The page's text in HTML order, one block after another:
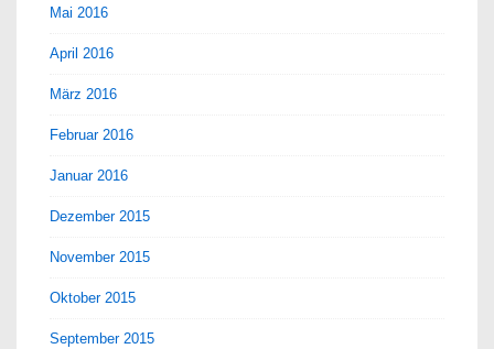
Mai 2016
April 2016
März 2016
Februar 2016
Januar 2016
Dezember 2015
November 2015
Oktober 2015
September 2015